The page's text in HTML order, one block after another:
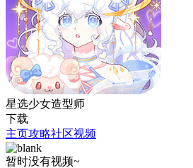
星选少女造型师
下载
主页攻略社区视频
暂时没有视频~